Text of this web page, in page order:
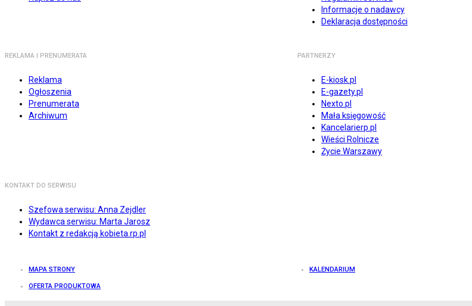
Informacje o nadawcy
Deklaracja dostępności
REKLAMA I PRENUMERATA
Reklama
Ogłoszenia
Prenumerata
Archiwum
PARTNERZY
E-kiosk.pl
E-gazety.pl
Nexto.pl
Mała księgowość
Kancelarierp.pl
Wieści Rolnicze
Życie Warszawy
KONTAKT DO SERWISU
Szefowa serwisu: Anna Zejdler
Wydawca serwisu: Marta Jarosz
Kontakt z redakcją kobieta.rp.pl
MAPA STRONY KALENDARIUM
OFERTA PRODUKTOWA